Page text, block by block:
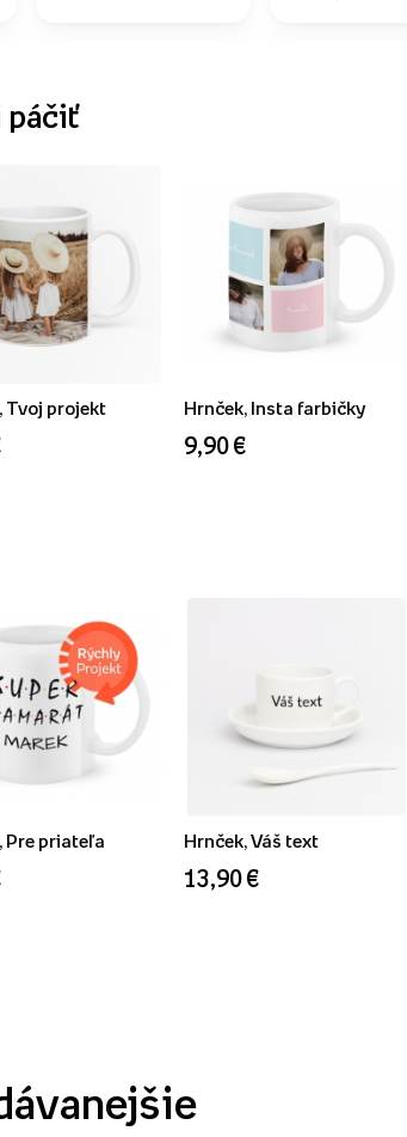
páčiť
Tvoj projekt Hrnček, Insta farbičky
9,90 €
Pre priateľa Hrnček, Váš text
13,90 €